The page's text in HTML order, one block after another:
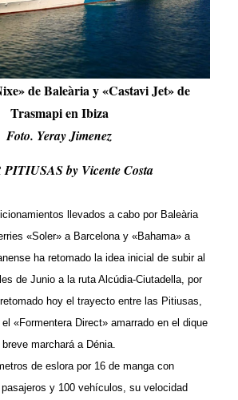
de Baleària y «Castavi Jet» de
Trasmapi en Ibiza
Foto. Yeray Jimenez
by Vicente Costa
llevados a cabo por Baleària
«Soler» a Barcelona y «Bahama» a
ha retomado la idea inicial de subir al
de Junio a la ruta Alcúdia-Ciutadella, por
hoy el trayecto entre las Pitiusas,
«Formentera Direct» amarrado en el dique
marchará a Dénia.
de eslora por 16 de manga con
y 100 vehículos, su velocidad